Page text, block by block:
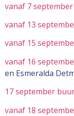
vanaf 7
vanaf 13
vanaf 15
vanaf 16
en Esmeralda
17 september
vanaf 18